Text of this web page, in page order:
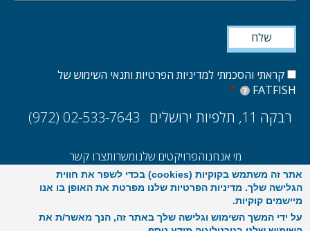
קראתי והסכמתי למדיניות הפרטיות ותנאי השימוש של
FATFISH
?
רבקה 11, תלפיות ירושלים (972) 02-533-7643
מי אנחנוהפרויקטים שלנומשרותצרו קשר
UX/UIהקמת אתרים ואפליקציותE-commerceסקר ביצועים 2025
אתר זה משתמש בקוקיות (cookies) בכדי לשפר את חווית
הגלישה שלך. מדיניות הפרטיות שלנו מפרטת את האופן בו אנו
מיישמים קוקיות.
על ידי המשך השימוש וגלישה שלך באתר זה, הנך מאשר/ת את